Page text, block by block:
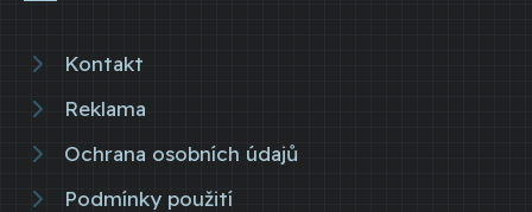
Kontakt
Reklama
Ochrana osobních údajů
Podmínky použití